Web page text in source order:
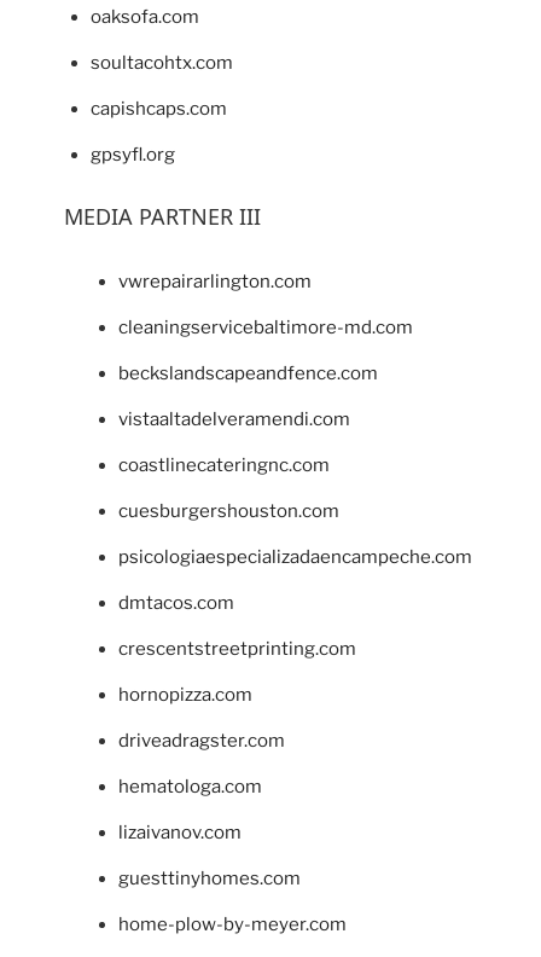
oaksofa.com
soultacohtx.com
capishcaps.com
gpsyfl.org
MEDIA PARTNER III
vwrepairarlington.com
cleaningservicebaltimore-md.com
beckslandscapeandfence.com
vistaaltadelveramendi.com
coastlinecateringnc.com
cuesburgershouston.com
psicologiaespecializadaencampeche.com
dmtacos.com
crescentstreetprinting.com
hornopizza.com
driveadragster.com
hematologa.com
lizaivanov.com
guesttinyhomes.com
home-plow-by-meyer.com